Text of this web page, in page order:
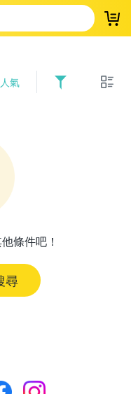
登
氣
條件吧！
尋